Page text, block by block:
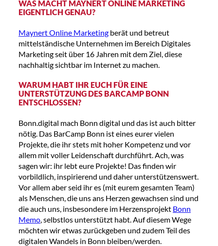
WAS MACHT MAYNERT ONLINE MARKETING
EIGENTLICH GENAU?
Maynert Online Marketing berät und betreut
mittelständische Unternehmen im Bereich Digitales
Marketing seit über 16 Jahren mit dem Ziel, diese
nachhaltig sichtbar im Internet zu machen.
WARUM HABT IHR EUCH FÜR EINE
UNTERSTÜTZUNG DES BARCAMP BONN
ENTSCHLOSSEN?
Bonn.digital mach Bonn digital und das ist auch bitter
nötig. Das BarCamp Bonn ist eines eurer vielen
Projekte, die ihr stets mit hoher Kompetenz und vor
allem mit voller Leidenschaft durchführt. Ach, was
sagen wir: ihr lebt eure Projekte! Das finden wir
vorbildlich, inspirierend und daher unterstützenswert.
Vor allem aber seid ihr es (mit eurem gesamten Team)
als Menschen, die uns ans Herzen gewachsen sind und
die auch uns, insbesondere im Herzensprojekt Bonn
Memo, selbstlos unterstützt habt. Auf diesem Wege
möchten wir etwas zurückgeben und zudem Teil des
digitalen Wandels in Bonn bleiben/werden.